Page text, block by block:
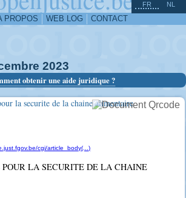
PROPOS WEB LOG CONTACT
FR NL
2023
obtenir une aide juridique ?
la securite de la chaine alimentaire
cgi/article_body(...)
LA SECURITE DE LA CHAINE
^